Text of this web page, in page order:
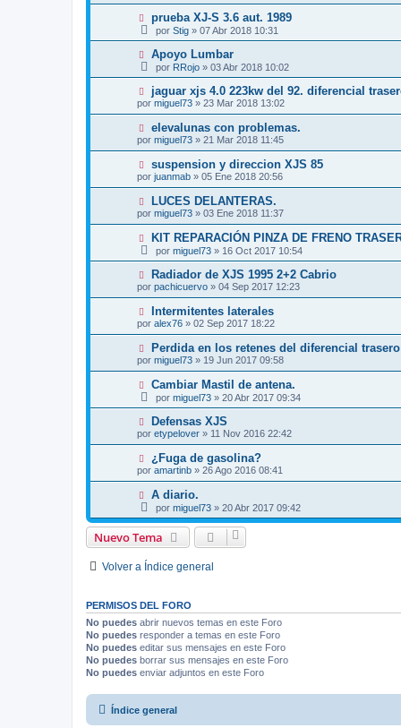
prueba XJ-S 3.6 aut. 1989
por Stig » 07 Abr 2018 10:31
Apoyo Lumbar
por RRojo » 03 Abr 2018 10:02
jaguar xjs 4.0 223kw del 92. diferencial
por miguel73 » 23 Mar 2018 13:02
elevalunas con problemas.
por miguel73 » 21 Mar 2018 11:45
suspension y direccion XJS 85
por juanmab » 05 Ene 2018 20:56
LUCES DELANTERAS.
por miguel73 » 03 Ene 2018 11:37
KIT REPARACIÓN PINZA DE FRENO
por miguel73 » 16 Oct 2017 10:54
Radiador de XJS 1995 2+2 Cabrio
por pachicuervo » 04 Sep 2017 12:23
Intermitentes laterales
por alex76 » 02 Sep 2017 18:22
Perdida en los retenes del diferencial trasero
por miguel73 » 19 Jun 2017 09:58
Cambiar Mastil de antena.
por miguel73 » 20 Abr 2017 09:34
Defensas XJS
por etypelover » 11 Nov 2016 22:42
¿Fuga de gasolina?
por amartinb » 26 Ago 2016 08:41
A diario.
por miguel73 » 20 Abr 2017 09:42
Nuevo Tema
Volver a Índice general
PERMISOS DEL FORO
No puedes abrir nuevos temas en este Foro
No puedes responder a temas en este Foro
No puedes editar sus mensajes en este Foro
No puedes borrar sus mensajes en este Foro
No puedes enviar adjuntos en este Foro
Índice general